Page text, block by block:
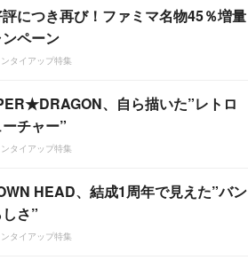
につき再び！ファミマ名物45％増量
ペーン
タイアップ特集
、自ら描いた”レトロ
チャー”
タイアップ特集
HEAD、結成1周年で見えた”バン
しさ”
タイアップ特集